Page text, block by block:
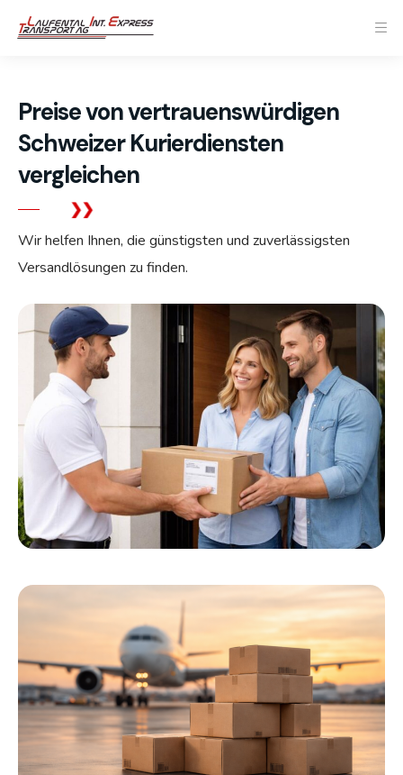
Preise von vertrauenswürdigen
Schweizer Kurierdiensten
vergleichen
Wir helfen Ihnen, die günstigsten und zuverlässigsten
Versandlösungen zu finden.